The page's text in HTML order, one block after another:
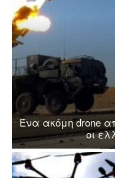
Ένα ακόμη drone
οι